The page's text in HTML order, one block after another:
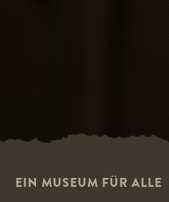
EIN MUSEUM FÜR ALLE